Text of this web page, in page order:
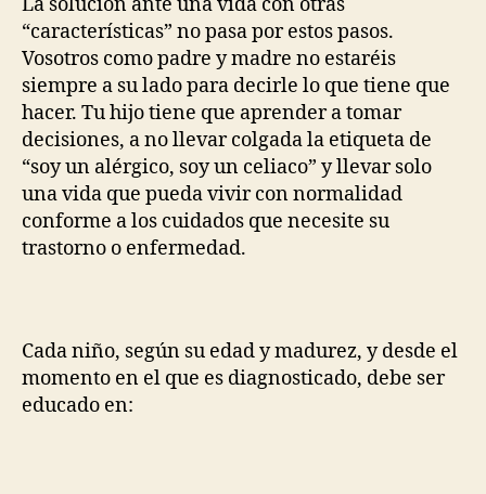
“características” no pasa por estos pasos.
Vosotros como padre y madre no estaréis
siempre a su lado para decirle lo que tiene que
hacer. Tu hijo tiene que aprender a tomar
decisiones, a no llevar colgada la etiqueta de
“soy un alérgico, soy un celiaco” y llevar solo
una vida que pueda vivir con normalidad
conforme a los cuidados que necesite su
trastorno o enfermedad.
Cada niño, según su edad y madurez, y desde el
momento en el que es diagnosticado, debe ser
educado en: